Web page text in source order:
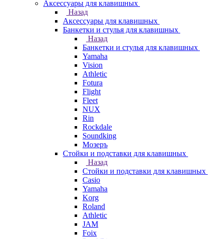
Аксессуары для клавишных
Назад
Аксессуары для клавишных
Банкетки и стулья для клавишных
Назад
Банкетки и стулья для клавишных
Yamaha
Vision
Athletic
Fotura
Flight
Fleet
NUX
Rin
Rockdale
Soundking
Мозеръ
Стойки и подставки для клавишных
Назад
Стойки и подставки для клавишных
Casio
Yamaha
Korg
Roland
Athletic
JAM
Foix